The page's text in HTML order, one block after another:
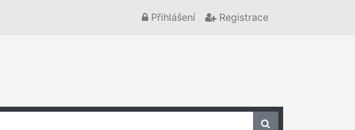
Přihlášení Registrace